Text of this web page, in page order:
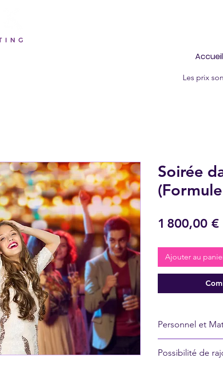
Accueil
Les prix
Soirée
1 800,00 €
Ajouter au
Personnel et
dix lyres, sept barres
Possibilité de